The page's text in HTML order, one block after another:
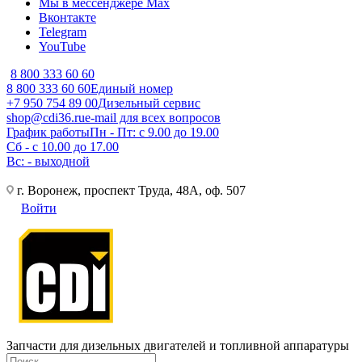
Мы в мессенджере Max
Вконтакте
Telegram
YouTube
8 800 333 60 60
8 800 333 60 60Единый номер
+7 950 754 89 00Дизельный сервис
shop@cdi36.rue-mail для всех вопросов
График работыПн - Пт: с 9.00 до 19.00
Сб - с 10.00 до 17.00
Вс: - выходной
г. Воронеж, проспект Труда, 48А, оф. 507
Войти
Запчасти для дизельных двигателей и топливной аппаратуры